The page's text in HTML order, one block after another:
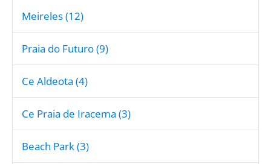
Meireles (12)
Praia do Futuro (9)
Ce Aldeota (4)
Ce Praia de Iracema (3)
Beach Park (3)